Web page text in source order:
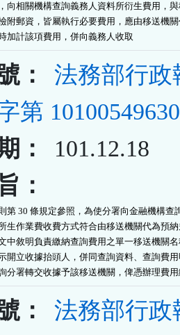
向相關機構查詢義務人資料所衍生費用，
附郵資，皆屬執行必要費用，應由移送機
加計該項費用，併向義務人收取
：
法務部行政
第
：
101.12.18
第 30 條規定參照，為使分署向金融機構查
生作業費收費方式符合由移送機關代為預
中敘明負責繳納查詢費用之單一移送機關
開立收據抬頭人，併同查詢資料、查詢費
分署轉交收據予該移送機關，俾憑辦理費
：
法務部行政